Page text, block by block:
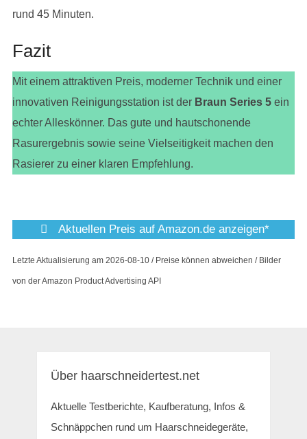
rund 45 Minuten.
Fazit
Mit einem attraktiven Preis, moderner Technik und einer
innovativen Reinigungsstation ist der Braun Series 5ein
echter Alleskönner. Das gute und hautschonende
Rasurergebnis sowie seine Vielseitigkeit machen den
Rasierer zu einer klaren Empfehlung.
Aktuellen Preis auf Amazon.de anzeigen*
Letzte Aktualisierung am 2026-08-10 / Preise können abweichen / Bilder
von der Amazon Product Advertising API
Über haarschneidertest.net
Aktuelle Testberichte, Kaufberatung, Infos &
Schnäppchen rund um Haarschneidegeräte,